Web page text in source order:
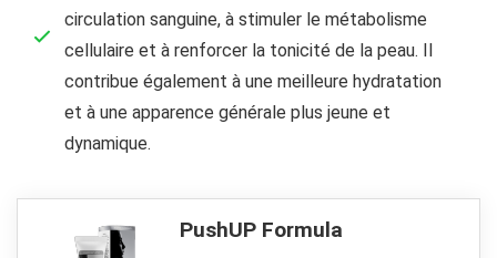
circulation sanguine, à stimuler le métabolisme
cellulaire et à renforcer la tonicité de la peau. Il
contribue également à une meilleure hydratation
et à une apparence générale plus jeune et
dynamique.
PushUP Formula